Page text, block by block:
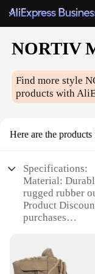
NORTIV
Find more style
products with
Here are the
Specifications:
Material:
rugged rubber
Product
purchases
Design and
silhouette with